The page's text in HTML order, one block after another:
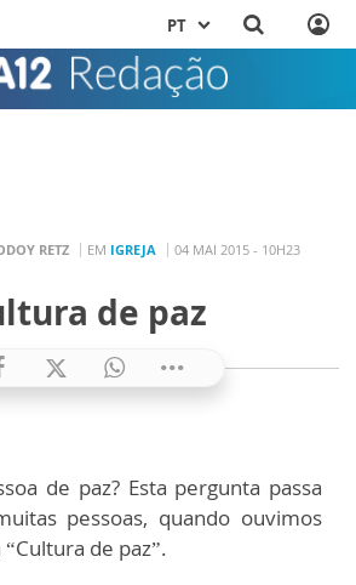
PT
RETZ EM IGREJA 04 MAI 2015 - 10H23
de paz
de paz? Esta pergunta passa
pessoas, quando ouvimos
de paz”.